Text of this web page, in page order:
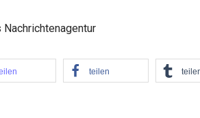
Nachrichtenagentur
teilen